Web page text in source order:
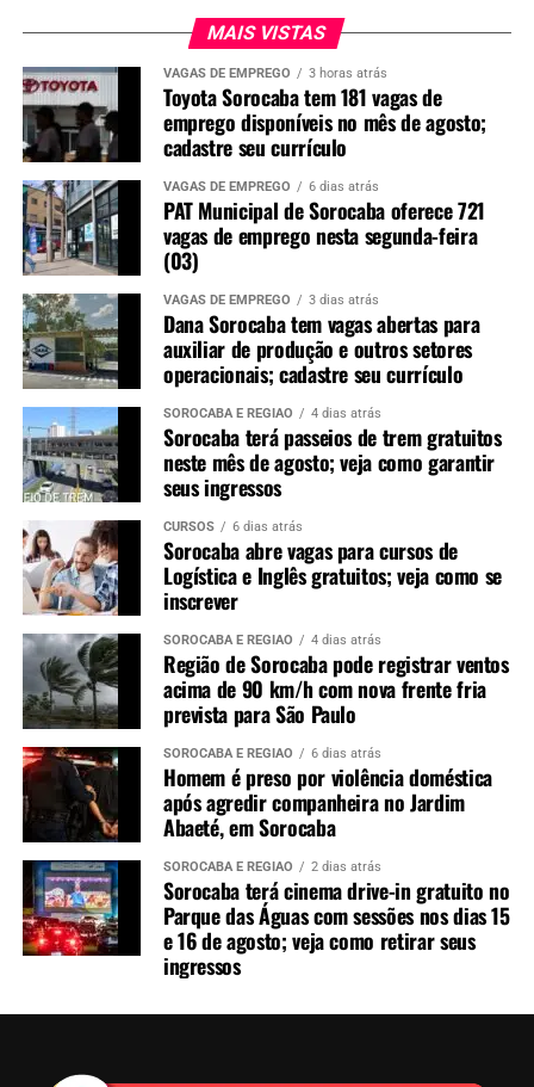
MAIS VISTAS
VAGAS DE EMPREGO 3 horas atrás
Toyota Sorocaba tem 181 vagas de
emprego disponíveis no mês de agosto;
cadastre seu currículo
VAGAS DE EMPREGO 6 dias atrás
PAT Municipal de Sorocaba oferece 721
vagas de emprego nesta segunda-feira
(03)
VAGAS DE EMPREGO 3 dias atrás
Dana Sorocaba tem vagas abertas para
auxiliar de produção e outros setores
operacionais; cadastre seu currículo
SOROCABA E REGIÃO 4 dias atrás
Sorocaba terá passeios de trem gratuitos
neste mês de agosto; veja como garantir
seus ingressos
CURSOS 6 dias atrás
Sorocaba abre vagas para cursos de
Logística e Inglês gratuitos; veja como se
inscrever
SOROCABA E REGIÃO 4 dias atrás
Região de Sorocaba pode registrar ventos
acima de 90 km/h com nova frente fria
prevista para São Paulo
SOROCABA E REGIÃO 6 dias atrás
Homem é preso por violência doméstica
após agredir companheira no Jardim
Abaeté, em Sorocaba
SOROCABA E REGIÃO 2 dias atrás
Sorocaba terá cinema drive-in gratuito no
Parque das Águas com sessões nos dias 15
e 16 de agosto; veja como retirar seus
ingressos